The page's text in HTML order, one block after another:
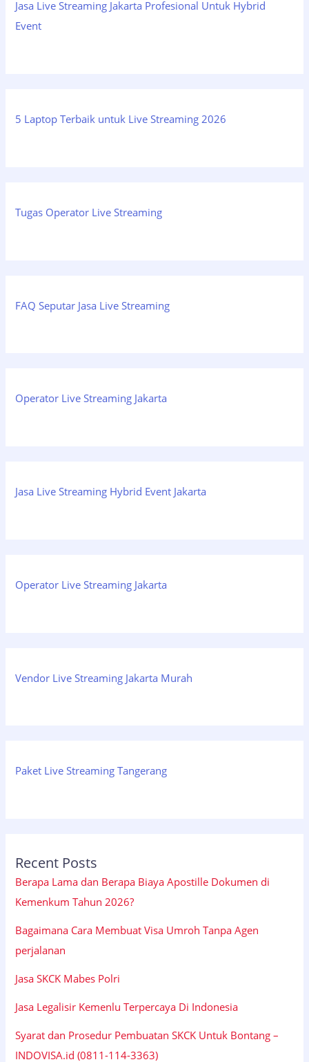
Jasa Live Streaming Jakarta Profesional Untuk Hybrid
Event
5 Laptop Terbaik untuk Live Streaming 2026
Tugas Operator Live Streaming
FAQ Seputar Jasa Live Streaming
Operator Live Streaming Jakarta
Jasa Live Streaming Hybrid Event Jakarta
Operator Live Streaming Jakarta
Vendor Live Streaming Jakarta Murah
Paket Live Streaming Tangerang
Recent Posts
Berapa Lama dan Berapa Biaya Apostille Dokumen di
Kemenkum Tahun 2026?
Bagaimana Cara Membuat Visa Umroh Tanpa Agen
perjalanan
Jasa SKCK Mabes Polri
Jasa Legalisir Kemenlu Terpercaya Di Indonesia
Syarat dan Prosedur Pembuatan SKCK Untuk Bontang –
INDOVISA.id (0811-114-3363)